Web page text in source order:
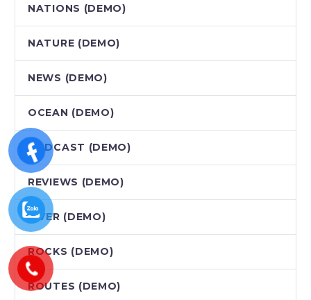
NATIONS (DEMO)
NATURE (DEMO)
NEWS (DEMO)
OCEAN (DEMO)
PODCAST (DEMO)
REVIEWS (DEMO)
RIVER (DEMO)
ROCKS (DEMO)
ROUTES (DEMO)